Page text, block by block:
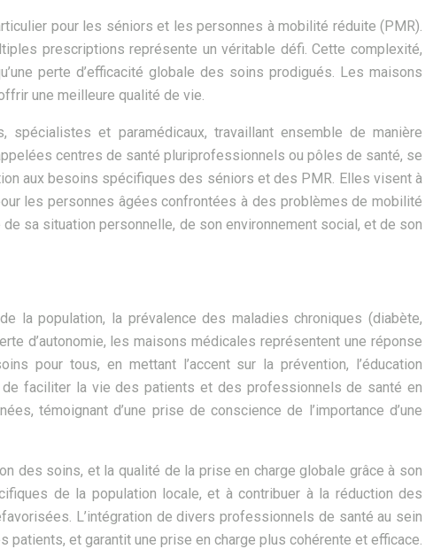
pour les séniors et les personnes à mobilité réduite (PMR).
prescriptions représente un véritable défi. Cette complexité,
perte d’efficacité globale des soins prodigués. Les maisons
une meilleure qualité de vie.
et paramédicaux, travaillant ensemble de manière
centres de santé pluriprofessionnels ou pôles de santé, se
aux besoins spécifiques des séniors et des PMR. Elles visent à
les personnes âgées confrontées à des problèmes de mobilité
sa situation personnelle, de son environnement social, et de son
population, la prévalence des maladies chroniques (diabète,
d’autonomie, les maisons médicales représentent une réponse
pour tous, en mettant l’accent sur la prévention, l’éducation
faciliter la vie des patients et des professionnels de santé en
témoignant d’une prise de conscience de l’importance d’une
des soins, et la qualité de la prise en charge globale grâce à son
de la population locale, et à contribuer à la réduction des
L’intégration de divers professionnels de santé au sein
et garantit une prise en charge plus cohérente et efficace.